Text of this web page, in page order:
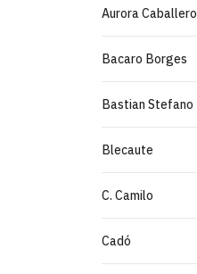
Aurora Caballero
Bacaro Borges
Bastian Stefano
Blecaute
C. Camilo
Cadó